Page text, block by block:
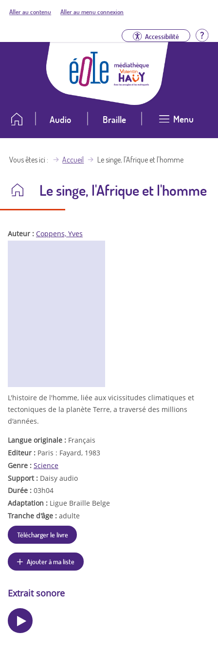
Aller au contenu Aller au menu connexion
Accessibilité
Audio Braille Menu
Vous êtes ici Accueil Le singe, l'Afrique et l'homme
Le singe, l'Afrique et l'homme
Auteur : Coppens, Yves
L'histoire de l'homme, liée aux vicissitudes climatiques et
tectoniques de la planète Terre, a traversé des millions
d'années.
Langue originale : Français
Editeur : Paris : Fayard, 1983
Genre : Science
Support : Daisy audio
Durée : 03h04
Adaptation : Ligue Braille Belge
Tranche d'âge : adulte
Télécharger le livre
Ajouter à ma liste
Extrait sonore